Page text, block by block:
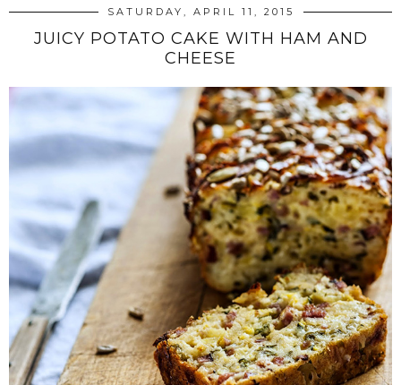
SATURDAY, APRIL 11, 2015
JUICY POTATO CAKE WITH HAM AND
CHEESE